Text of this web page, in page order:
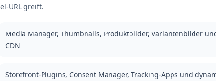
URL greift.
Media Manager, Thumbnails, Produktbilder, Variantenbilder
CDN
Storefront-Plugins, Consent Manager, Tracking-Apps und